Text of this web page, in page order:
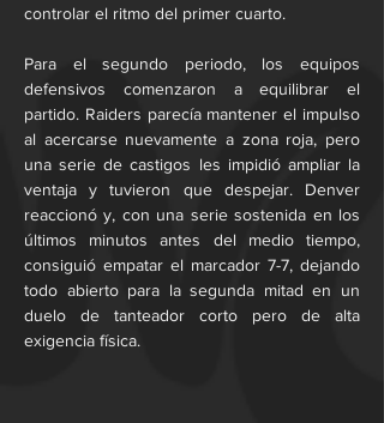
controlar el ritmo del primer cuarto.
Para el segundo periodo, los equipos
defensivos comenzaron a equilibrar el
partido. Raiders parecía mantener el impulso
al acercarse nuevamente a zona roja, pero
una serie de castigos les impidió ampliar la
ventaja y tuvieron que despejar. Denver
reaccionó y, con una serie sostenida en los
últimos minutos antes del medio tiempo,
consiguió empatar el marcador 7-7, dejando
todo abierto para la segunda mitad en un
duelo de tanteador corto pero de alta
exigencia física.